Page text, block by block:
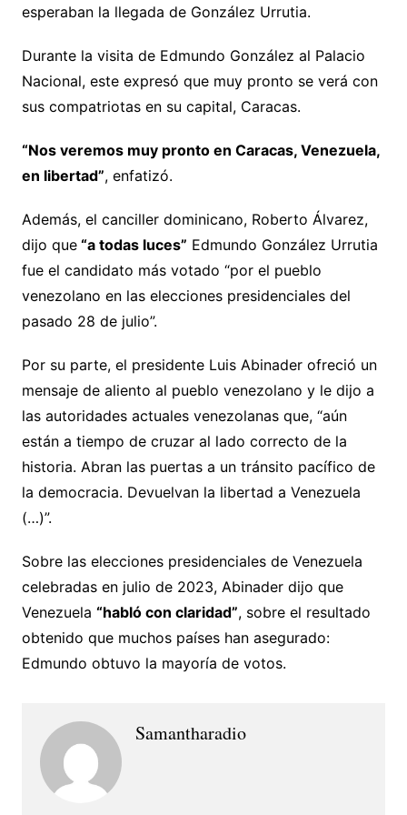
esperaban la llegada de González Urrutia.
Durante la visita de Edmundo González al Palacio
Nacional, este expresó que muy pronto se verá con
sus compatriotas en su capital, Caracas.
“Nos veremos muy pronto en Caracas, Venezuela,
en libertad”, enfatizó.
Además, el canciller dominicano, Roberto Álvarez,
dijo que“a todas luces” Edmundo González Urrutia
fue el candidato más votado “por el pueblo
venezolano en las elecciones presidenciales del
pasado 28 de julio”.
Por su parte, el presidente Luis Abinader ofreció un
mensaje de aliento al pueblo venezolano y le dijo a
las autoridades actuales venezolanas que, “aún
están a tiempo de cruzar al lado correcto de la
historia. Abran las puertas a un tránsito pacífico de
la democracia. Devuelvan la libertad a Venezuela
(…)”.
Sobre las elecciones presidenciales de Venezuela
celebradas en julio de 2023, Abinader dijo que
Venezuela “habló con claridad”, sobre el resultado
obtenido que muchos países han asegurado:
Edmundo obtuvo la mayoría de votos.
Samantharadio